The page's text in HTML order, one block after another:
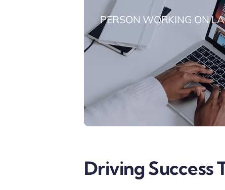
PERSON WORKING ON
Driving Success